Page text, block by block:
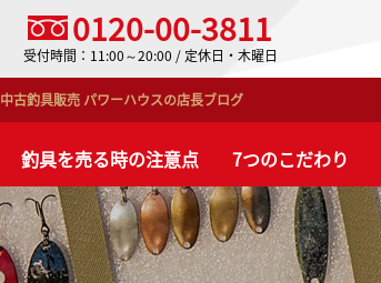
0120-00-3811
受付時間：11:00～20:00 / 定休日・木曜日
中古釣具販売 パワーハウスの店長ブログ
釣具を売る時の注意点 7つのこだわり